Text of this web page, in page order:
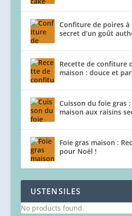
Confiture de poires à
secret d’un goût
Recette de confiture
maison : douce et
Cuisson du foie gras
maison aux raisins
Foie gras maison :
pour Noël !
USTENSILES
No products found.